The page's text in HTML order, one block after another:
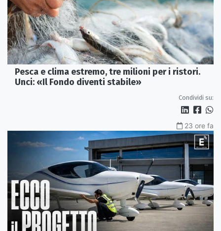
Pesca e clima estremo, tre milioni per i ristori.
Unci: «Il Fondo diventi stabile»
Condividi su:
23 ore fa